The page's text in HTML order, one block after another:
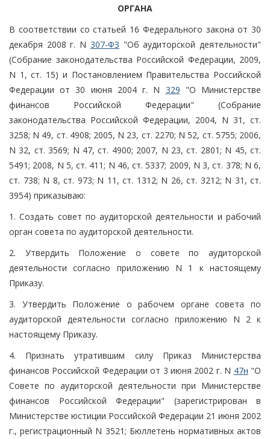
ОРГАНА
В соответствии со статьей 16 Федерального закона от 30
декабря 2008 г. N 307-ФЗ "Об аудиторской деятельности"
(Собрание законодательства Российской Федерации, 2009,
N 1, ст. 15) и Постановлением Правительства Российской
Федерации от 30 июня 2004 г. N 329 "О Министерстве
финансов Российской Федерации" (Собрание
законодательства Российской Федерации, 2004, N 31, ст.
3258; N 49, ст. 4908; 2005, N 23, ст. 2270; N 52, ст. 5755; 2006,
N 32, ст. 3569; N 47, ст. 4900; 2007, N 23, ст. 2801; N 45, ст.
5491; 2008, N 5, ст. 411; N 46, ст. 5337; 2009, N 3, ст. 378; N 6,
ст. 738; N 8, ст. 973; N 11, ст. 1312; N 26, ст. 3212; N 31, ст.
3954) приказываю:
1. Создать совет по аудиторской деятельности и рабочий
орган совета по аудиторской деятельности.
2. Утвердить Положение о совете по аудиторской
деятельности согласно приложению N 1 к настоящему
Приказу.
3. Утвердить Положение о рабочем органе совета по
аудиторской деятельности согласно приложению N 2 к
настоящему Приказу.
4. Признать утратившим силу Приказ Министерства
финансов Российской Федерации от 3 июня 2002 г. N 47н "О
Совете по аудиторской деятельности при Министерстве
финансов Российской Федерации" (зарегистрирован в
Министерстве юстиции Российской Федерации 21 июня 2002
г., регистрационный N 3521; Бюллетень нормативных актов